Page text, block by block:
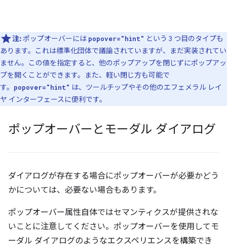
注:ポップオーバーには popover="hint" という 3 つ目のタイプも
あります。これは標準化団体で議論されていますが、まだ実装されてい
ません。この値を指定すると、他のポップアップを閉じずにポップアッ
プを開くことができます。また、軽い閉じ方も可能で
す。
popover="hint" は、ツールチップやその他のエフェメラル レイ
ヤ インターフェースに便利です。
ポップオーバーとモーダル ダイアログ
ダイアログが存在する場合にポップオーバーが必要かどう
かについては、必要ない場合もあります。
ポップオーバー属性自体ではセマンティクスが提供されな
いことに注意してください。ポップオーバーを使用してモ
ーダル ダイアログのようなエクスペリエンスを構築でき